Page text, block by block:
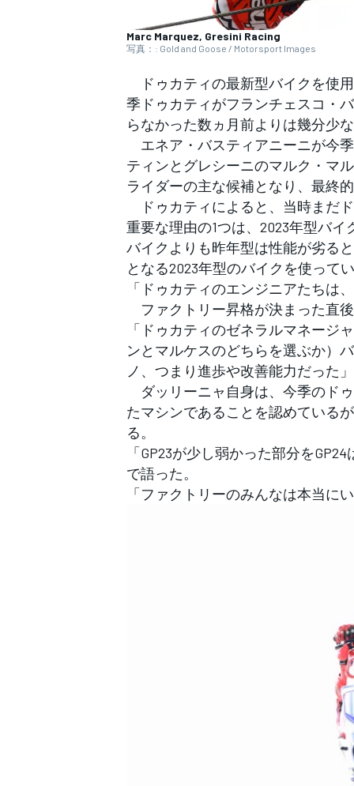
Marc Marquez, Gresini Racing
写真：: Gold and Goose / Motorsport Images
ドゥカティの最新型バイクを使
季ドゥカティがフランチェスコ・
らなかった数ヵ月前よりは幾分少
エネア・バスティアニーニが今
ティンとグレシーニのマルク・マ
ライダーの主な候補となり、最終
ドゥカティによると、当時まだ
重要な理由の1つは、2023年型バ
バイクよりも昨年型は性能が劣る
となる2023年型のバイクを使って
「ドゥカティのエンジニアたちは
ファクトリー昇格が決まった直
「ドゥカティのゼネラルマネージ
ンとマルケスのどちらを選ぶか）
ノ、つまり進歩や改善能力だった」
ダッリーニャ自身は、今季のド
たマシンであることを認めている
る。
「GP23が少し弱かった部分を
で語った。
「ファクトリーのみんなは本当に